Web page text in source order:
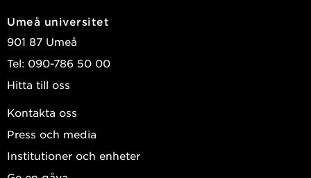
Umeå universitet
901 87 Umeå
Tel: 090-786 50 00
Hitta till oss
Kontakta oss
Press och media
Institutioner och enheter